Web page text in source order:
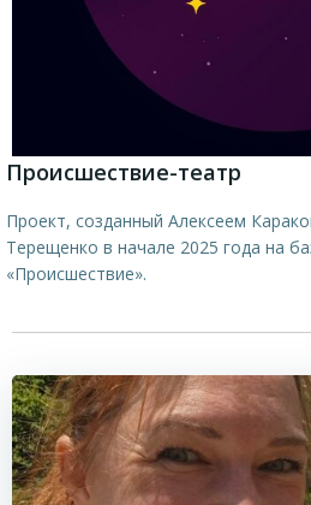
Происшествие-театр
Проект, созданный Алексеем
Терещенко в начале 2025 года на
«Происшествие».